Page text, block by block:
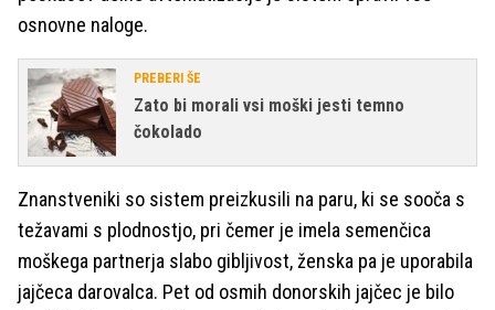
osnovne naloge.
PREBERI ŠE
Zato bi morali vsi moški jesti temno
čokolado
Znanstveniki so sistem preizkusili na paru, ki se sooča s
težavami s plodnostjo, pri čemer je imela semenčica
moškega partnerja slabo gibljivost, ženska pa je uporabila
jajčeca darovalca. Pet od osmih donorskih jajčec je bilo